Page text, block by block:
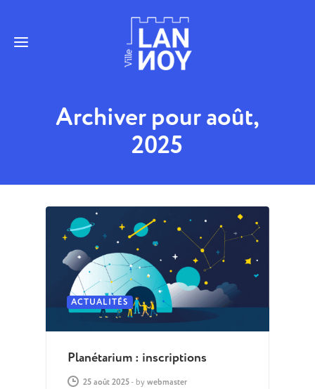
Archiver pour août,
2025
ACTUALITÉS
Planétarium : inscriptions
25 août 2025- by webmaster